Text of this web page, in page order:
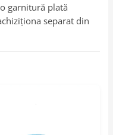
garnitură plată
separat din